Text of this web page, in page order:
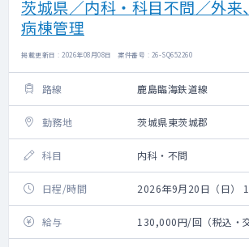
茨城県／内科・科目不問／外来
病棟管理
掲載更新日 : 2026年08月08日 案件番号 : 26-SQ652260
路線 鹿島臨海鉄道線
勤務地 茨城県東茨城郡
科目 内科・不問
日程/時間 2026年9月20日（日）
給与 130,000円/回（税込・